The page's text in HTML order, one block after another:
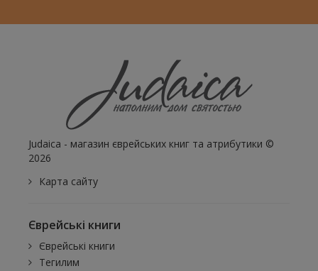
Judaica - магазин єврейських книг та атрибутики ©
2026
Карта сайту
Єврейські книги
Єврейські книги
Тегилим